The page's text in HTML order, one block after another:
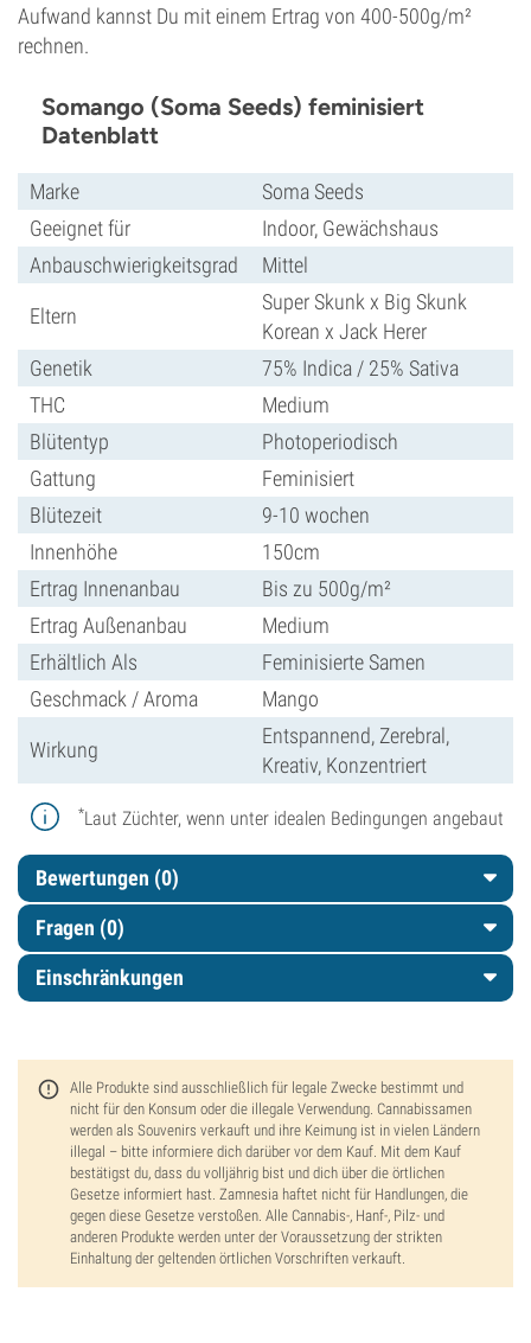
Aufwand kannst Du mit einem Ertrag von 400-500g/m²
rechnen.
Somango (Soma Seeds) feminisiert
Datenblatt
Marke
Soma Seeds
Geeignet für
Indoor, Gewächshaus
Anbauschwierigkeitsgrad
Mittel
Eltern
Super Skunk x Big Skunk
Korean x Jack Herer
Genetik
75% Indica / 25% Sativa
THC
Medium
Blütentyp
Photoperiodisch
Gattung
Feminisiert
Blütezeit
9-10 wochen
Innenhöhe
150cm
Ertrag Innenanbau
Bis zu 500g/m²
Ertrag Außenanbau
Medium
Erhältlich Als
Feminisierte Samen
Geschmack / Aroma
Mango
Wirkung
Entspannend, Zerebral,
Kreativ, Konzentriert
*Laut Züchter, wenn unter idealen Bedingungen angebaut
Bewertungen (0)
Fragen (0)
Einschränkungen
Alle Produkte sind ausschließlich für legale Zwecke bestimmt und
nicht für den Konsum oder die illegale Verwendung. Cannabissamen
werden als Souvenirs verkauft und ihre Keimung ist in vielen Ländern
illegal – bitte informiere dich darüber vor dem Kauf. Mit dem Kauf
bestätigst du, dass du volljährig bist und dich über die örtlichen
Gesetze informiert hast. Zamnesia haftet nicht für Handlungen, die
gegen diese Gesetze verstoßen. Alle Cannabis-, Hanf-, Pilz- und
anderen Produkte werden unter der Voraussetzung der strikten
Einhaltung der geltenden örtlichen Vorschriften verkauft.